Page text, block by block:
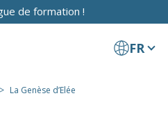
de formation !
FR
La Genèse d’Elée